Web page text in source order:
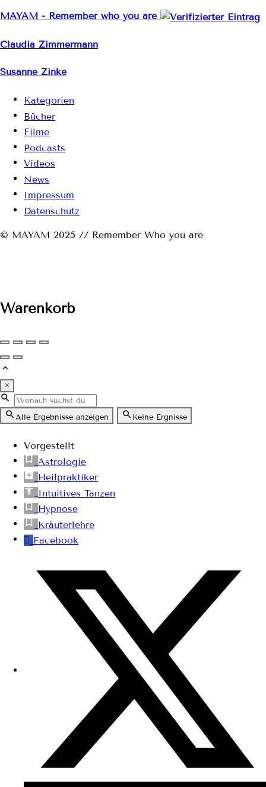
MAYAM - Remember who you are
Claudia Zimmermann
Susanne Zinke
Kategorien
Bücher
Filme
Podcasts
Videos
News
Impressum
Datenschutz
© MAYAM 2025 // Remember Who you are
Warenkorb
×
Alle Ergebnisse anzeigen Keine Ergnisse
Vorgestellt
Astrologie
Heilpraktiker
Intuitives Tanzen
Hypnose
Kräuterlehre
Facebook